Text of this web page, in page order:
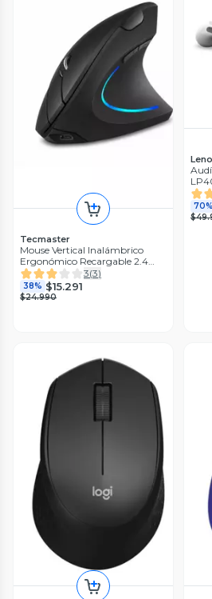
Tecmaster
Mouse Vertical Inalámbrico
Ergonómico Recargable 2.4
Ghz Pro
3(3)
38% $15.291
$24.990
70%